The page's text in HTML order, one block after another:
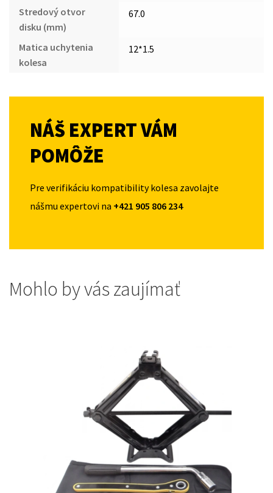
Stredový otvor
disku (mm)
67.0
Matica uchytenia
kolesa
12*1.5
NÁŠ EXPERT VÁM
POMÔŽE
Pre verifikáciu kompatibility kolesa zavolajte
nášmu expertovi na +421 905 806 234
Mohlo by vás zaujímať